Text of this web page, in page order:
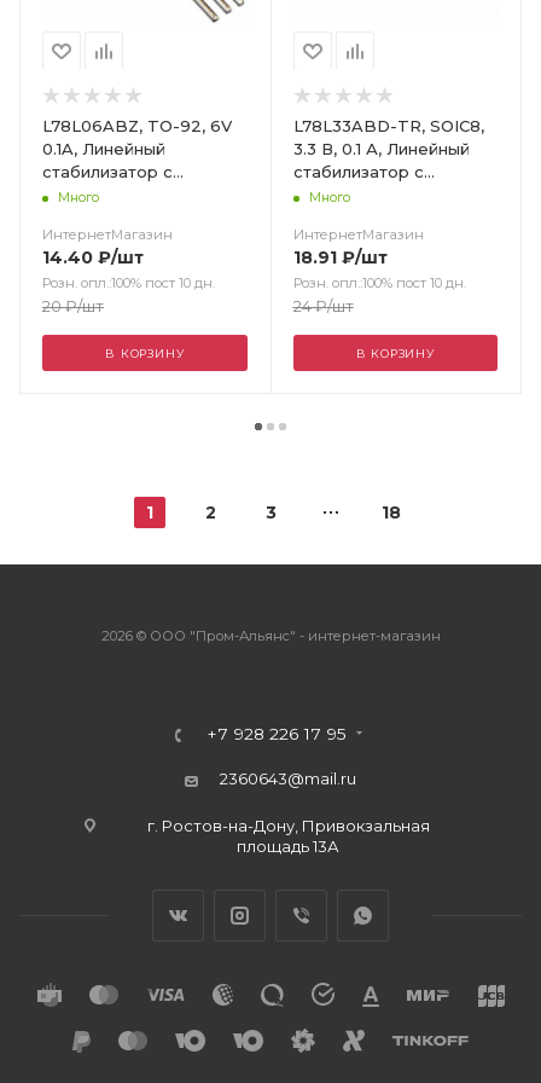
L78L06ABZ, TO-92, 6V
0.1A, Линейный
стабилизатор с
низ.паден.напряжения
Много
ИнтернетМагазин
14.40 ₽/шт
Розн. опл.:100% пост 10 дн.
20₽/шт
В КОРЗИНУ
L78L33ABD-TR, SOIC8,
3.3 В, 0.1 А, Линейный
стабилизатор с
низк.падением
STM
Много
ИнтернетМагазин
18.91₽/шт
Розн. опл.:100% пост 10 дн.
24₽/шт
В КОРЗИНУ
1 2 3 18
2026 © ООО "Пром-Альянс" - интернет-магазин
+7 928 226 17 95
2360643@mail.ru
г. Ростов-на-Дону, Привокзальная
площадь 13А